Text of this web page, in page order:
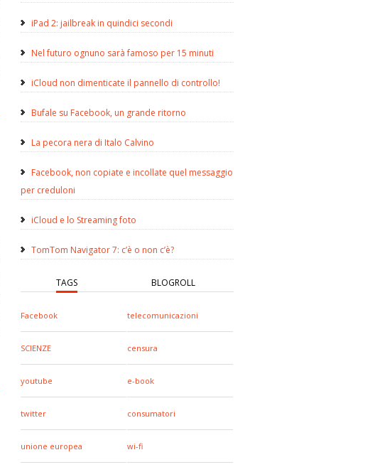
iPad 2: jailbreak in quindici secondi
Nel futuro ognuno sarà famoso per 15 minuti
iCloud non dimenticate il pannello di controllo!
Bufale su Facebook, un grande ritorno
La pecora nera di Italo Calvino
Facebook, non copiate e incollate quel messaggio
per creduloni
iCloud e lo Streaming foto
TomTom Navigator 7: c’è o non c’è?
TAGS BLOGROLL
Facebook telecomunicazioni
SCIENZE censura
youtube e-book
twitter consumatori
unione europea wi-fi